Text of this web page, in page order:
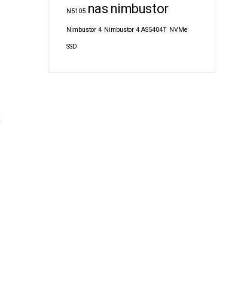
N5105 nas nimbustor
Nimbustor 4 Nimbustor 4 AS5404T NVMe
SSD